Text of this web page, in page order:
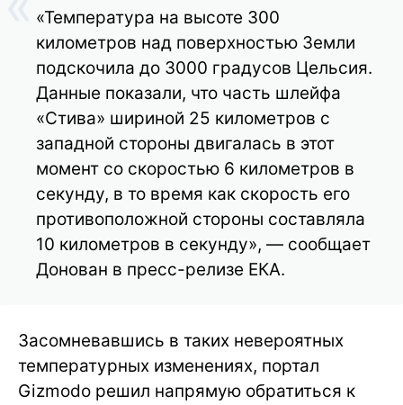
«Температура на высоте 300
километров над поверхностью Земли
подскочила до 3000 градусов Цельсия.
Данные показали, что часть шлейфа
«Стива» шириной 25 километров с
западной стороны двигалась в этот
момент со скоростью 6 километров в
секунду, в то время как скорость его
противоположной стороны составляла
10 километров в секунду», — сообщает
Донован в пресс-релизе ЕКА.
Засомневавшись в таких невероятных
температурных изменениях, портал
Gizmodo решил напрямую обратиться к